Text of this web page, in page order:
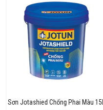
Sơn Jotashied Chống Phai Màu 15L